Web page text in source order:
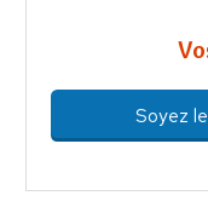
Soyez